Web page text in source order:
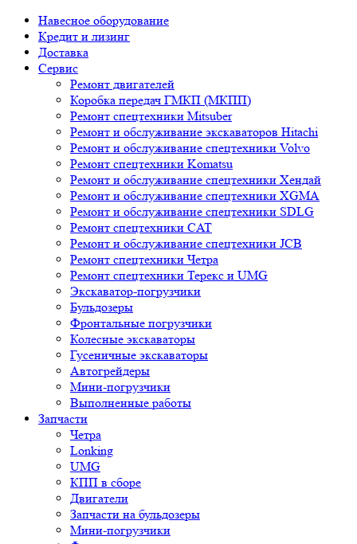
Навесное оборудование
Кредит и лизинг
Доставка
Сервис
Ремонт двигателей
Коробка передач ГМКП (МКПП)
Ремонт спецтехники Mitsuber
Ремонт и обслуживание экскаваторов Hitachi
Ремонт и обслуживание спецтехники Volvo
Ремонт спецтехники Komatsu
Ремонт и обслуживание спецтехники Хендай
Ремонт и обслуживание спецтехники XGMA
Ремонт и обслуживание спецтехники SDLG
Ремонт спецтехники CAT
Ремонт и обслуживание спецтехники JCB
Ремонт спецтехники Четра
Ремонт спецтехники Терекс и UMG
Экскаватор-погрузчики
Бульдозеры
Фронтальные погрузчики
Колесные экскаваторы
Гусеничные экскаваторы
Автогрейдеры
Мини-погрузчики
Выполненные работы
Запчасти
Четра
Lonking
UMG
КПП в сборе
Двигатели
Запчасти на бульдозеры
Мини-погрузчики